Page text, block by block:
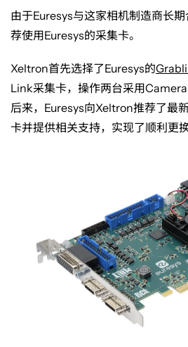
由于Euresys与这家相机制造商长
荐使用Euresys的采集卡。
Xeltron首先选择了Euresys的
Link采集卡，操作两台采用
后来， Euresys向Xeltron推荐了最
卡并提供相关支持，实现了顺利更换